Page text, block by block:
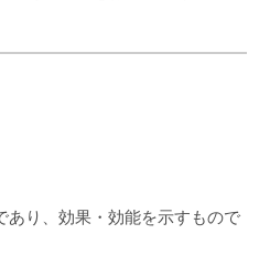
り、効果・効能を示すもので